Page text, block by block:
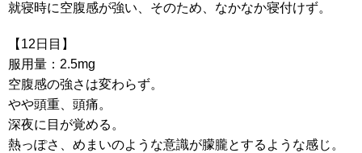
就寝時に空腹感が強い、そのため、なかなか寝付けず。
【12日目】
服用量：2.5mg
空腹感の強さは変わらず。
やや頭重、頭痛。
深夜に目が覚める。
熱っぽさ、めまいのような意識が朦朧とするような感じ。